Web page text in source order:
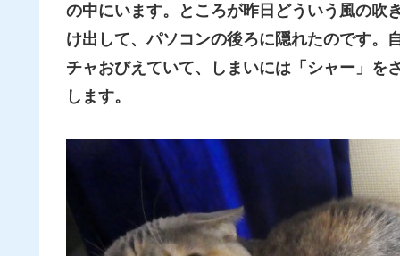
の中にいます。ところが昨日どういう風の吹
け出して、パソコンの後ろに隠れたのです。
チャおびえていて、しまいには「シャー」を
します。